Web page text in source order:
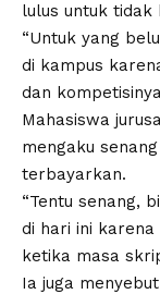
lulus untuk
“Untuk yang
di kampus
dan
Mahasiswa
mengaku
terbayarkan.
“Tentu senang,
di hari ini karena
ketika masa
Ia juga